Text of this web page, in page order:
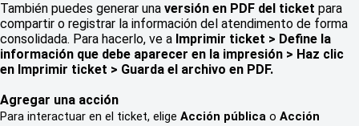
También puedes generar una versión en PDF del ticket para
compartir o registrar la información del atendimento de forma
consolidada. Para hacerlo, ve a Imprimir ticket > Define la
información que debe aparecer en la impresión > Haz clic
en Imprimir ticket > Guarda el archivo en PDF.
Agregar una acción
Para interactuar en el ticket, elige Acción pública o Acción